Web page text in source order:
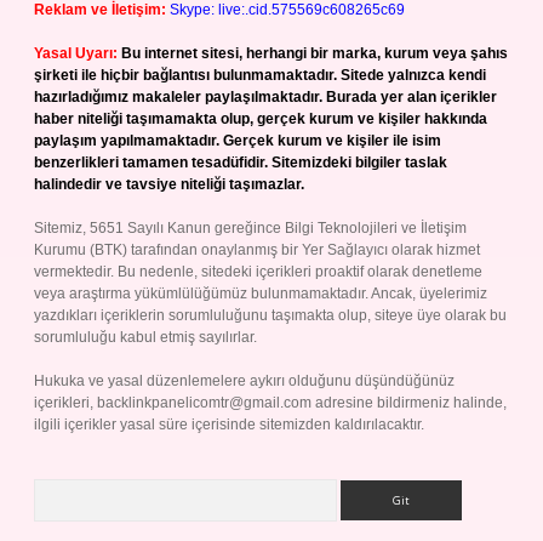
Reklam ve İletişim: Skype: live:.cid.575569c608265c69
Yasal Uyarı: Bu internet sitesi, herhangi bir marka, kurum veya şahıs
şirketi ile hiçbir bağlantısı bulunmamaktadır. Sitede yalnızca kendi
hazırladığımız makaleler paylaşılmaktadır. Burada yer alan içerikler
haber niteliği taşımamakta olup, gerçek kurum ve kişiler hakkında
paylaşım yapılmamaktadır. Gerçek kurum ve kişiler ile isim
benzerlikleri tamamen tesadüfidir. Sitemizdeki bilgiler taslak
halindedir ve tavsiye niteliği taşımazlar.
Sitemiz, 5651 Sayılı Kanun gereğince Bilgi Teknolojileri ve İletişim
Kurumu (BTK) tarafından onaylanmış bir Yer Sağlayıcı olarak hizmet
vermektedir. Bu nedenle, sitedeki içerikleri proaktif olarak denetleme
veya araştırma yükümlülüğümüz bulunmamaktadır. Ancak, üyelerimiz
yazdıkları içeriklerin sorumluluğunu taşımakta olup, siteye üye olarak bu
sorumluluğu kabul etmiş sayılırlar.
Hukuka ve yasal düzenlemelere aykırı olduğunu düşündüğünüz
içerikleri, backlinkpanelicomtr@gmail.com adresine bildirmeniz halinde,
ilgili içerikler yasal süre içerisinde sitemizden kaldırılacaktır.